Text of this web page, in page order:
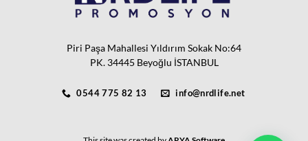
Piri Paşa Mahallesi Yıldırım Sokak No:64
PK. 34445 Beyoğlu İSTANBUL
0544 775 82 13 info@nrdlife.net